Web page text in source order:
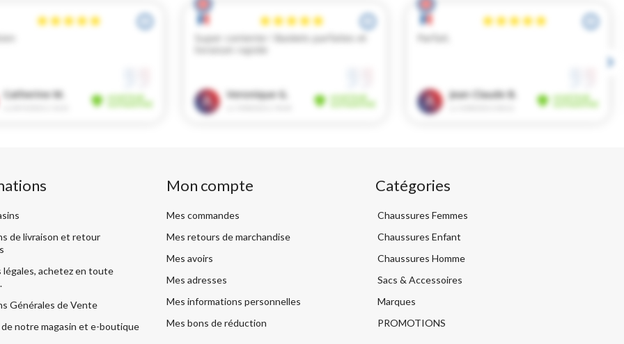
de livraison et retour
achetez en toute
Générales de Vente
notre magasin et e-boutique
Mon compte
Mes commandes
Mes retours de marchandise
Mes avoirs
Mes adresses
Mes informations personnelles
Mes bons de réduction
Catégories
Chaussures Femmes
Chaussures Enfant
Chaussures Homme
Sacs & Accessoires
Marques
PROMOTIONS